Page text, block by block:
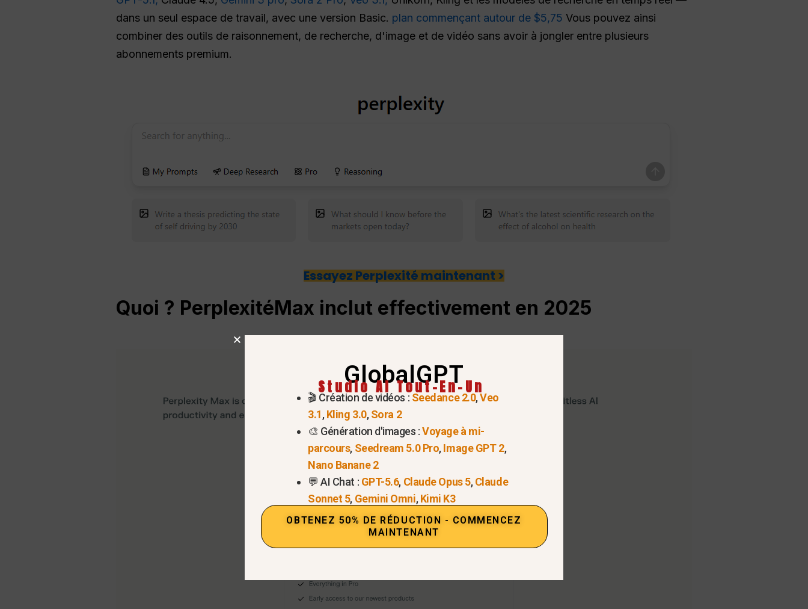
dans un seul espace de travail, avec une version Basic. plan commençant autour de $5,75 Vous pouvez ainsi
combiner des outils de raisonnement, de recherche, d'image et de vidéo sans avoir à jongler entre plusieurs
abonnements premium.
Essayez Perplexité maintenant >
Quoi ? PerplexitéMax inclut effectivement en 2025
GlobalGPT
Studio AI Tout-En-Un
🎬 Création de vidéos : Seedance 2.0,Veo
3.1,Kling 3.0,Sora 2
🎨 Génération d'images :Voyage à mi-
parcours, Seedream 5.0 Pro,Image GPT 2,
Nano Banane 2
💬 AI Chat : GPT-5.6, Claude Opus 5,Claude
Sonnet 5, Gemini Omni,Kimi K3
OBTENEZ 50% DE RÉDUCTION - COMMENCEZ
MAINTENANT